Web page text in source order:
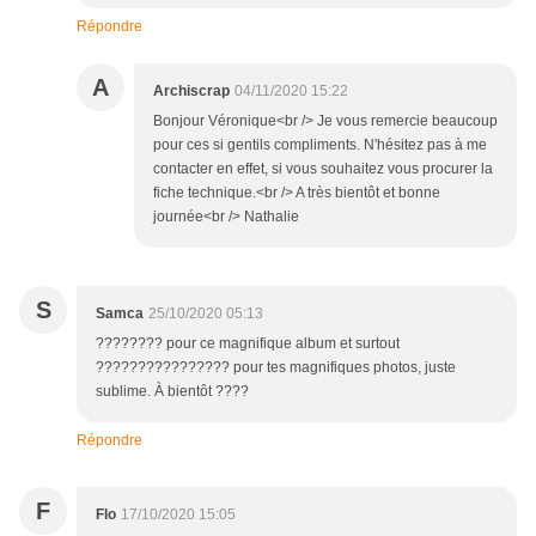
Répondre
A Archiscrap 04/11/2020 15:22
Bonjour Véronique<br /> Je vous remercie beaucoup
pour ces si gentils compliments. N'hésitez pas à me
contacter en effet, si vous souhaitez vous procurer la
fiche technique.<br /> A très bientôt et bonne
journée<br /> Nathalie
S Samca 25/10/2020 05:13
???????? pour ce magnifique album et surtout
???????????????? pour tes magnifiques photos, juste
sublime. À bientôt ????
Répondre
F Flo 17/10/2020 15:05